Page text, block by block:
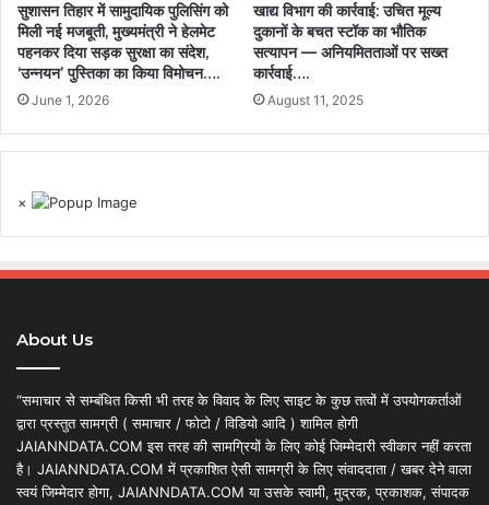
सुशासन तिहार में सामुदायिक पुलिसिंग को
मिली नई मजबूती, मुख्यमंत्री ने हेलमेट
पहनकर दिया सड़क सुरक्षा का संदेश,
‘उन्नयन’ पुस्तिका का किया विमोचन….
June 1, 2026
खाद्य विभाग की कार्रवाई: उचित मूल्य
दुकानों के बचत स्टॉक का भौतिक
सत्यापन — अनियमितताओं पर सख्त
कार्रवाई….
August 11, 2025
×
About Us
“समाचार से सम्बंधित किसी भी तरह के विवाद के लिए साइट के कुछ तत्वों में उपयोगकर्ताओं
द्वारा प्रस्तुत सामग्री ( समाचार / फोटो / विडियो आदि ) शामिल होगी
JAIANNDATA.COM इस तरह की सामग्रियों के लिए कोई जिम्मेदारी स्वीकार नहीं करता
है। JAIANNDATA.COM में प्रकाशित ऐसी सामग्री के लिए संवाददाता / खबर देने वाला
स्वयं जिम्मेदार होगा, JAIANNDATA.COM या उसके स्वामी, मुद्रक, प्रकाशक, संपादक